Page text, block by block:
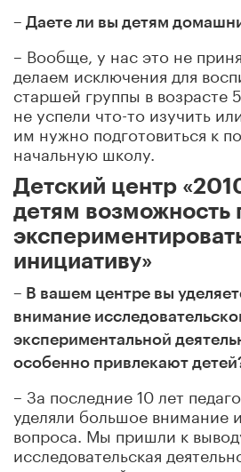
– Даете ли вы детям
– Вообще, у нас это не
делаем исключения для
старшей группы в возрасте
не успели что-то изучить
им нужно подготовиться к
начальную школу.
Детский центр
детям возможность
инициативу»
– В вашем центре вы
внимание
экспериментальной
особенно привлекают
– За последние 10 лет
уделяли большое внимание
вопроса. Мы пришли к
исследовательская